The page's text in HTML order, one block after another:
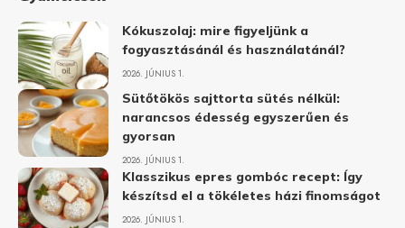
Kókuszolaj: mire figyeljünk a
fogyasztásánál és használatánál?
2026. JÚNIUS 1.
Sütőtökös sajttorta sütés nélkül:
narancsos édesség egyszerűen és
gyorsan
2026. JÚNIUS 1.
Klasszikus epres gombóc recept: Így
készítsd el a tökéletes házi finomságot
2026. JÚNIUS 1.